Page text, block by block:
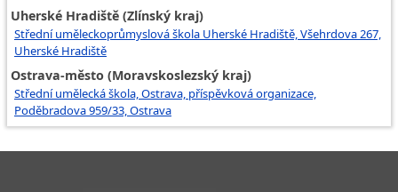
Uherské Hradiště (Zlínský kraj)
Střední uměleckoprůmyslová škola Uherské Hradiště, Všehrdova 267,
Uherské Hradiště
Ostrava-město (Moravskoslezský kraj)
Střední umělecká škola, Ostrava, příspěvková organizace,
Poděbradova 959/33, Ostrava